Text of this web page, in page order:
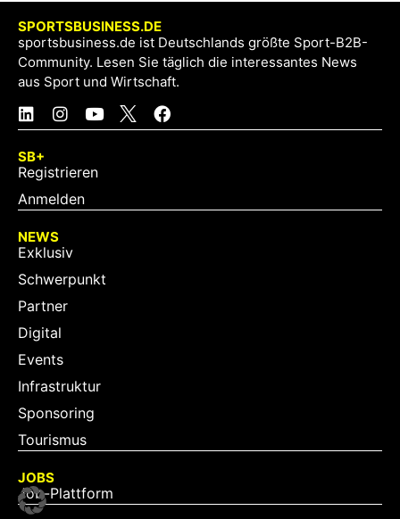
SPORTSBUSINESS.DE
sportsbusiness.de ist Deutschlands größte Sport-B2B-
Community. Lesen Sie täglich die interessantes News
aus Sport und Wirtschaft.
SB+
Registrieren
Anmelden
NEWS
Exklusiv
Schwerpunkt
Partner
Digital
Events
Infrastruktur
Sponsoring
Tourismus
JOBS
Job-Plattform